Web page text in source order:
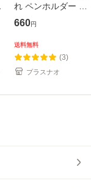
れ ペンホルダー ポ
ケット ズレない 汚
運び ナース 営業
仕事 高級感
660円
送料無料
(3)
プラスナオ